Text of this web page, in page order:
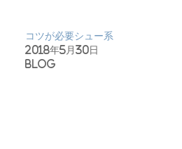
コツが必要シュー系
2018年5月30日
Blog